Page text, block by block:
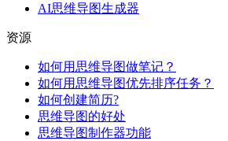
AI思维导图生成器
资源
如何用思维导图做笔记？
如何用思维导图优先排序任务？
如何创建简历?
思维导图的好处
思维导图制作器功能